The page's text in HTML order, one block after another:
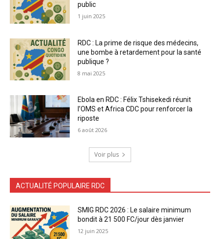
public
1 juin 2025
RDC : La prime de risque des médecins,
une bombe à retardement pour la santé
publique ?
8 mai 2025
Ebola en RDC : Félix Tshisekedi réunit
l’OMS et Africa CDC pour renforcer la
riposte
6 août 2026
Voir plus
ACTUALITÉ POPULAIRE RDC
SMIG RDC 2026 : Le salaire minimum
bondit à 21 500 FC/jour dès janvier
12 juin 2025